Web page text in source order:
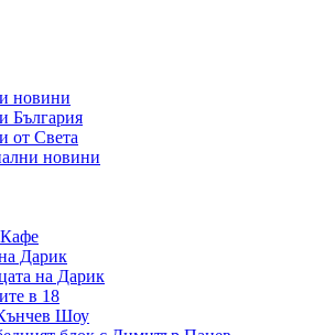
новини
България
от Света
новини
Дарик
на Дарик
в 18
Шоу